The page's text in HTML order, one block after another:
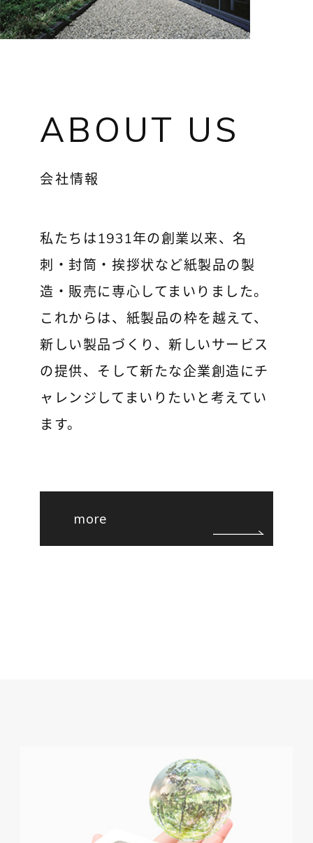
ABOUT US
会社情報
私たちは1931年の創業以来、名
刺・封筒・挨拶状など紙製品の製
造・販売に専心してまいりました。
これからは、紙製品の枠を越えて、
新しい製品づくり、新しいサービス
の提供、そして新たな企業創造にチ
ャレンジしてまいりたいと考えてい
ます。
more